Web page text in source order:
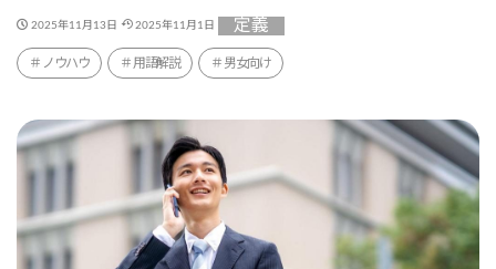
2025年11月13日 2025年11月1日 定義
ノウハウ 用語解説 男女向け